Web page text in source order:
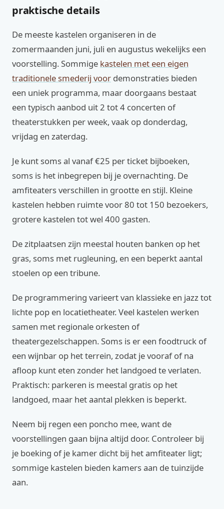
praktische details
De meeste kastelen organiseren in de
zomermaanden juni, juli en augustus wekelijks een
voorstelling. Sommige kastelen met een eigen
traditionele smederij voor demonstraties bieden
een uniek programma, maar doorgaans bestaat
een typisch aanbod uit 2 tot 4 concerten of
theaterstukken per week, vaak op donderdag,
vrijdag en zaterdag.
Je kunt soms al vanaf €25 per ticket bijboeken,
soms is het inbegrepen bij je overnachting. De
amfiteaters verschillen in grootte en stijl. Kleine
kastelen hebben ruimte voor 80 tot 150 bezoekers,
grotere kastelen tot wel 400 gasten.
De zitplaatsen zijn meestal houten banken op het
gras, soms met rugleuning, en een beperkt aantal
stoelen op een tribune.
De programmering varieert van klassieke en jazz tot
lichte pop en locatietheater. Veel kastelen werken
samen met regionale orkesten of
theatergezelschappen. Soms is er een foodtruck of
een wijnbar op het terrein, zodat je vooraf of na
afloop kunt eten zonder het landgoed te verlaten.
Praktisch: parkeren is meestal gratis op het
landgoed, maar het aantal plekken is beperkt.
Neem bij regen een poncho mee, want de
voorstellingen gaan bijna altijd door. Controleer bij
je boeking of je kamer dicht bij het amfiteater ligt;
sommige kastelen bieden kamers aan de tuinzijde
aan.